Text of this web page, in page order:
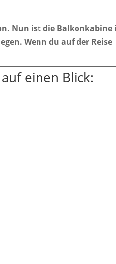
Nun ist die Balkonkabine
Wenn du auf der Reise
einen Blick: